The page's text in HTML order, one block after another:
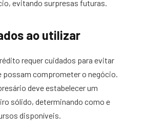
evitando surpresas futuras.
ao utilizar
requer cuidados para evitar
possam comprometer o negócio.
deve estabelecer um
sólido, determinando como e
disponíveis.